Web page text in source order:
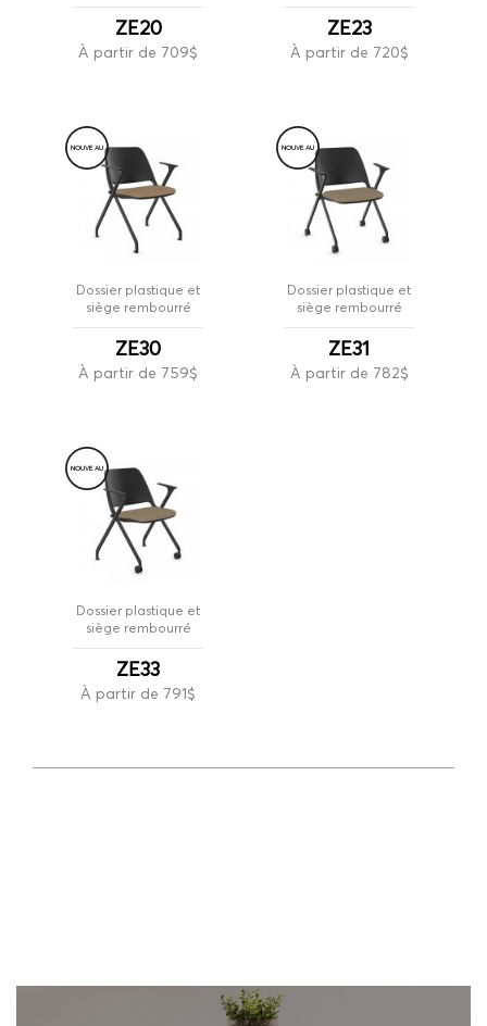
ZE20
À partir de 709$
ZE23
À partir de 720$
NOUVEAU
Dossier plastique et
siège rembourré
ZE30
À partir de 759$
NOUVEAU
Dossier plastique et
siège rembourré
ZE31
À partir de 782$
NOUVEAU
Dossier plastique et
siège rembourré
ZE33
À partir de 791$